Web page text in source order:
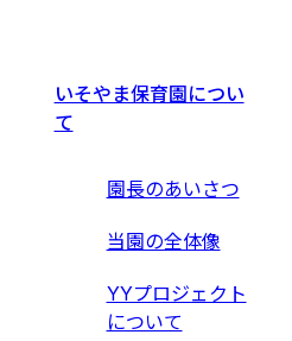
いそやま保育園につい
て
園長のあいさつ
当園の全体像
YYプロジェクト
について